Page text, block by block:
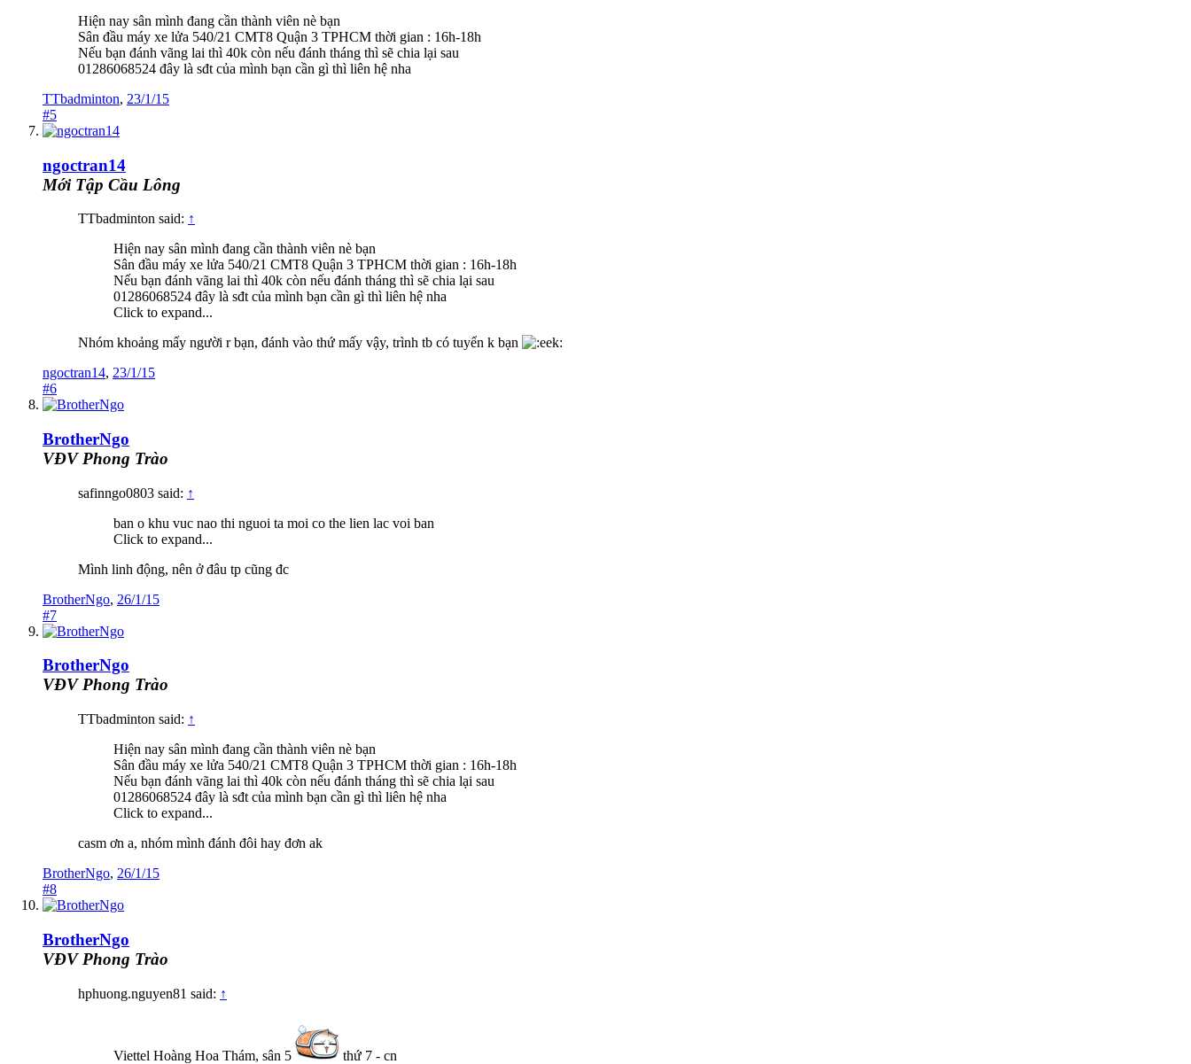
Hiện nay sân mình đang cần thành viên nè bạn
Sân đầu máy xe lửa 540/21 CMT8 Quận 3 TPHCM thời gian : 16h-18h
Nếu bạn đánh vãng lai thì 40k còn nếu đánh tháng thì sẽ chia lại sau
01286068524 đây là sđt của mình bạn cần gì thì liên hệ nha
TTbadminton, 23/1/15
#5
ngoctran14
Mới Tập Cầu Lông
TTbadminton said: ↑
Hiện nay sân mình đang cần thành viên nè bạn
Sân đầu máy xe lửa 540/21 CMT8 Quận 3 TPHCM thời gian : 16h-18h
Nếu bạn đánh vãng lai thì 40k còn nếu đánh tháng thì sẽ chia lại sau
01286068524 đây là sđt của mình bạn cần gì thì liên hệ nha
Click to expand...
Nhóm khoảng mấy người r bạn, đánh vào thứ mấy vậy, trình tb có tuyển k bạn
ngoctran14, 23/1/15
#6
BrotherNgo
VĐV Phong Trào
safinngo0803 said: ↑
ban o khu vuc nao thi nguoi ta moi co the lien lac voi ban
Click to expand...
Mình linh động, nên ở đâu tp cũng đc
BrotherNgo, 26/1/15
#7
BrotherNgo
VĐV Phong Trào
TTbadminton said: ↑
Hiện nay sân mình đang cần thành viên nè bạn
Sân đầu máy xe lửa 540/21 CMT8 Quận 3 TPHCM thời gian : 16h-18h
Nếu bạn đánh vãng lai thì 40k còn nếu đánh tháng thì sẽ chia lại sau
01286068524 đây là sđt của mình bạn cần gì thì liên hệ nha
Click to expand...
casm ơn a, nhóm mình đánh đôi hay đơn ak
BrotherNgo, 26/1/15
#8
BrotherNgo
VĐV Phong Trào
hphuong.nguyen81 said: ↑
Viettel Hoàng Hoa Thám, sân 5 thứ 7 - cn